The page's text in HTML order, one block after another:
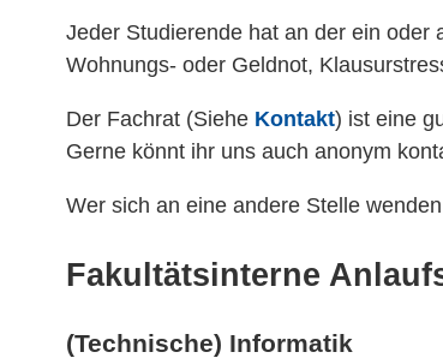
Jeder Studierende hat an der ein oder
Wohnungs- oder Geldnot,
Der Fachrat (Siehe Kontakt) ist eine
Gerne könnt ihr uns auch anonym
Wer sich an eine andere Stelle
Fakultätsinterne
(Technische) Informatik